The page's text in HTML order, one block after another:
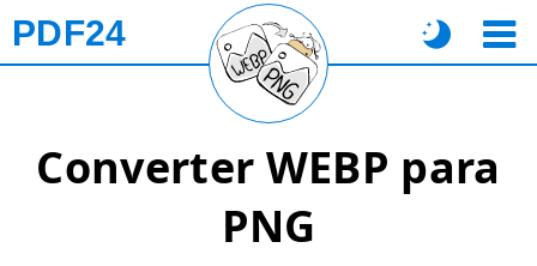
PDF24
Converter WEBP para
PNG